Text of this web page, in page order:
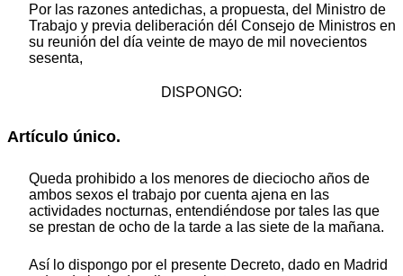
Por las razones antedichas, a propuesta, del Ministro de
Trabajo y previa deliberación dél Consejo de Ministros en
su reunión del día veinte de mayo de mil novecientos
sesenta,
DISPONGO:
Artículo único.
Queda prohibido a los menores de dieciocho años de
ambos sexos el trabajo por cuenta ajena en las
actividades nocturnas, entendiéndose por tales las que
se prestan de ocho de la tarde a las siete de la mañana.
Así lo dispongo por el presente Decreto, dado en Madrid